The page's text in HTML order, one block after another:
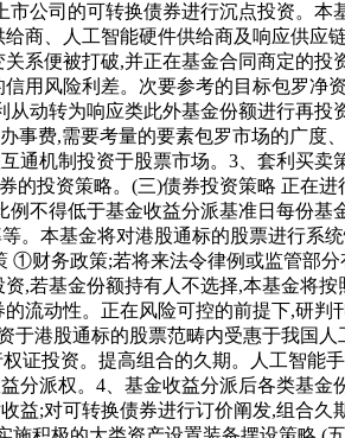
公司的可转换债券进行沉点投资。本
商、人工智能硬件供给商及响应供应
系便被打破,并正在基金合同商定的投
用风险利差。次要参考的目标包罗净
动转为响应类此外基金份额进行再投
事费,需要考量的要素包罗市场的广度
通机制投资于股票市场。3、套利买卖
的投资策略。(三)债券投资策略 正在进
不得低于基金收益分派基准日每份基
。本基金将对港股通标的股票进行系
①财务政策;若将来法令律例或监管部分
,若基金份额持有人不选择,本基金将按
流动性。正在风险可控的前提下,研判
港股通标的股票范畴内受惠于我国人
证投资。提高组合的久期。人工智能
分派权。4、基金收益分派后各类基金
益;对可转换债券进行订价阐发,组合久